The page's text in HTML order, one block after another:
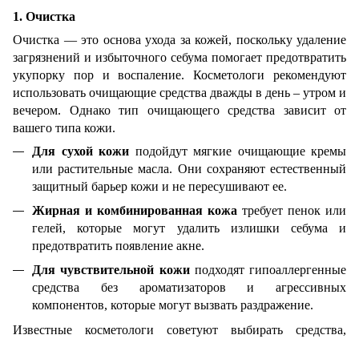
1. Очистка
Очистка —это основа ухода за кожей, поскольку удаление
загрязнений и избыточного себума помогает предотвратить
укупорку пор и воспаление. Косметологи рекомендуют
использовать очищающие средства дважды в день – утром и
вечером. Однако тип очищающего средства зависит от
вашего типа кожи.
Для сухой кожи подойдут мягкие очищающие кремы
или растительные масла. Они сохраняют естественный
защитный барьер кожи и не пересушивают ее.
Жирная и комбинированная кожа требует пенок или
гелей, которые могут удалить излишки себума и
предотвратить появление акне.
Для чувствительной кожи подходят гипоаллергенные
средства без ароматизаторов и агрессивных
компонентов, которые могут вызвать раздражение.
Известные косметологи советуют выбирать средства,